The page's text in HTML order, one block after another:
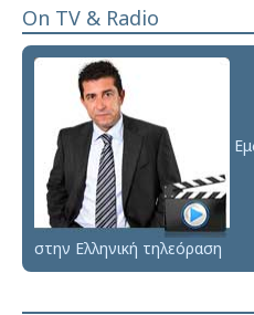
On TV & Radio
στην Ελληνική τηλεόραση